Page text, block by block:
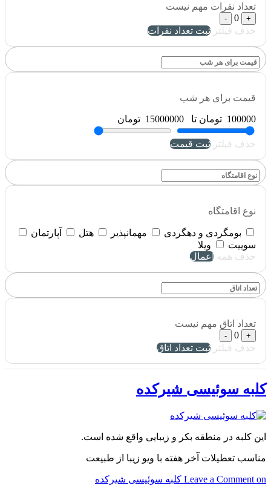
تعداد نفرات مهم نیست
+
0
-
حذف فیلتر ثبت تعداد نفرات
قیمت برای هر شب
100000 تومان تا 15000000 تومان
حذف فیلتر ثبت قیمت
نوع اقامتگاه
بومگردی و دهگردی مهمانپذیر هتل
آپارتمان
سوییت
ویلا
حذف همه اعمال
تعداد اتاق مهم نیست
+
0
-
حذف فیلتر ثبت تعداد اتاق
کلبه سوئیسی شیرکده
این کلبه در منطقه بکر و زیبایی واقع شده است.
مناسب تعطیلات آخر هفته با ویو زیبا از طبیعت
Leave a Comment on کلبه سوئیسی شیرکده